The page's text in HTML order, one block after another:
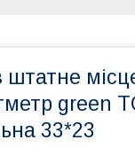
green
33*23